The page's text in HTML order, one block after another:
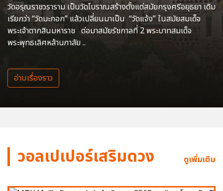
วัดอรุณราชวราราม เป็นวัดโบราณสร้างตั้งแต่สมัยกรุงศรีอยุธยา เดิม
เรียกว่า “วัดมะกอก” แล้วเปลี่ยนมาเป็น “วัดแจ้ง” ในสมัยสมเด็จ
พระเจ้าตากสินมหาราช ต่อมาสมัยรัชกาลที่ 2 พระบาทสมเด็จ
พระพุทธเลิศหล้านภาลัย ..
อ่านเรื่องราว
วอลเปเปอร์เสริมดวง ดูเพิ่มเติม